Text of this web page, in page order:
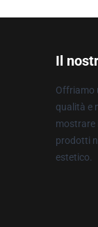
Il
Offriamo
qualità e
mostrare
prodotti
estetico.